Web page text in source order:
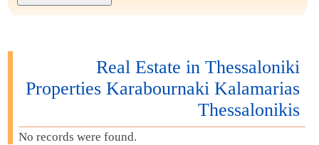
Real Estate in Thessaloniki
Properties Karabournaki Kalamarias
Thessalonikis
No records were found.